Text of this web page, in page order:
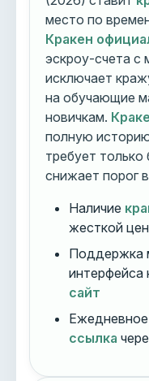
место по
Кракен
эскроу-счета с
исключает
на обучающие
новичкам.
полную
требует только
снижает порог
Наличие
жесткой
Поддержка
интерфейса
сайт
ссылка